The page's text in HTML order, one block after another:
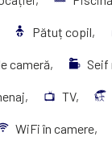
Pătuț copil,
cameră, Seif
TV,
WiFi în camere,